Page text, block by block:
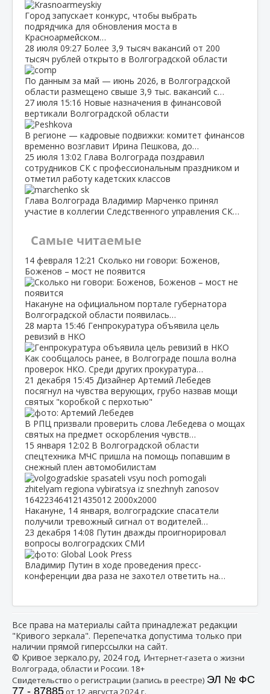
Город запускает конкурс, чтобы выбрать
подрядчика для обновления моста в
Красноармейском…
28 июля 09:27 Более 3,9 тысяч вакансий от 200
тысяч рублей открыто в Волгоградской области
По данным за май — июнь 2026, в Волгоградской
области размещено свыше 3,9 тыс. вакансий с…
27 июля 15:16 Новые назначения в финансовой
вертикали Волгоградской области
В регионе — кадровые подвижки: комитет финансов
временно возглавит Ирина Пешкова, до…
25 июля 13:02 Глава Волгограда поздравил
сотрудников СК с профессиональным праздником и
отметил работу кадетских классов
Глава Волгограда Владимир Марченко принял
участие в коллегии Следственного управления СК…
Самые читаемые
14 февраля 12:21 Сколько ни говори: Боженов,
Боженов – мост не появится
Накануне на официальном портале губернатора
Волгоградской области появилась…
28 марта 15:46 Генпрокуратура объявила цель
ревизий в НКО
Как сообщалось ранее, в Волгограде пошла волна
проверок НКО. Среди других прокуратура…
21 декабря 15:45 Дизайнер Артемий Лебедев
посягнул на чувства верующих, грубо назвав мощи
святых "коробкой с перхотью"
В РПЦ призвали проверить слова Лебедева о мощах
святых на предмет оскорбления чувств…
15 января 12:02 В Волгоградской области
спецтехника МЧС пришла на помощь попавшим в
снежный плен автомобилистам
Накануне, 14 января, волгоградские спасатели
получили тревожный сигнал от водителей…
23 декабря 14:08 Путин дважды проигнорировал
вопросы волгоградских СМИ
Владимир Путин в ходе проведения пресс-
конференции два раза не захотел ответить на…
Все права на материалы сайта принадлежат редакции
"Кривого зеркала". Перепечатка допустима только при
наличии прямой гиперссылки на сайт.
© Кривое зеркало.ру, 2024 год, Интернет-газета о жизни
Волгограда, области и России. 18+
Свидетельство о регистрации (запись в реестре) ЭЛ № ФС
77 - 87885от 12 августа 2024 г.